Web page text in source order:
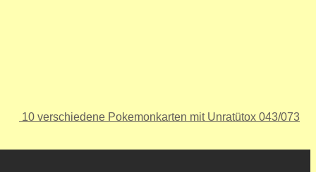
10 verschiedene Pokemonkarten mit Unratütox 043/073